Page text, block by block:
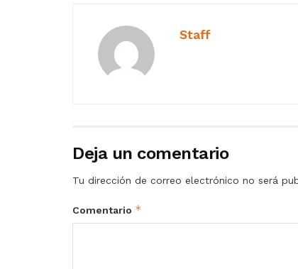
Staff
Deja un comentario
Tu dirección de correo electrónico no será
Comentario *